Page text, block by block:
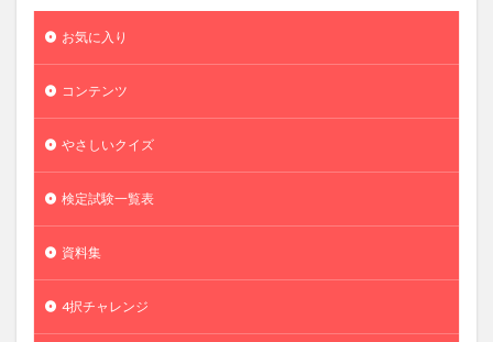
お気に入り
コンテンツ
やさしいクイズ
検定試験一覧表
資料集
4択チャレンジ